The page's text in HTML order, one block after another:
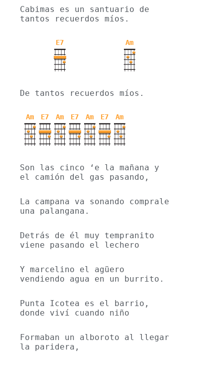
Cabimas es un santuario de
tantos recuerdos míos.
E7 Am
De tantos recuerdos míos.
Am E7 Am E7 Am E7 Am
Son las cinco ‘e la mañana y
el camión del gas pasando,
La campana va sonando comprale
una palangana.
Detrás de él muy tempranito
viene pasando el lechero
Y marcelino el agüero
vendiendo agua en un burrito.
Punta Icotea es el barrio,
donde viví cuando niño
Formaban un alboroto al llegar
la paridera,